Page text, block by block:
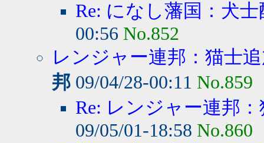
Re: になし藩国：犬
00:56 No.852
レンジャー連邦：猫士
邦 09/04/28-00:11 No.859
Re: レンジャー連邦
09/05/01-18:58 No.860